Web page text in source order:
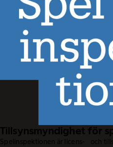
Tillsynsmyndighet för
Spelinspektionen är licens- och